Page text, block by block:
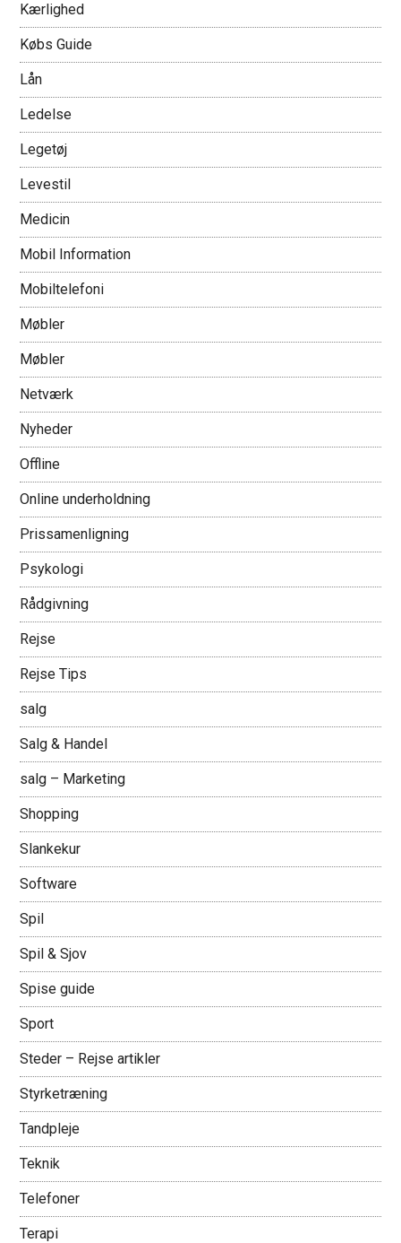
Kærlighed
Købs Guide
Lån
Ledelse
Legetøj
Levestil
Medicin
Mobil Information
Mobiltelefoni
Møbler
Møbler
Netværk
Nyheder
Offline
Online underholdning
Prissamenligning
Psykologi
Rådgivning
Rejse
Rejse Tips
salg
Salg & Handel
salg – Marketing
Shopping
Slankekur
Software
Spil
Spil & Sjov
Spise guide
Sport
Steder – Rejse artikler
Styrketræning
Tandpleje
Teknik
Telefoner
Terapi